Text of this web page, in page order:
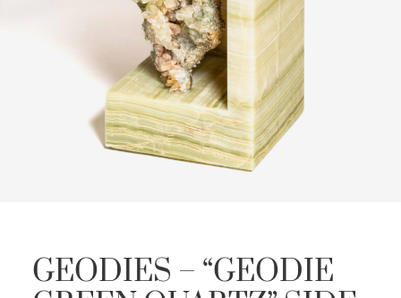
GEODIES – “GEODIE